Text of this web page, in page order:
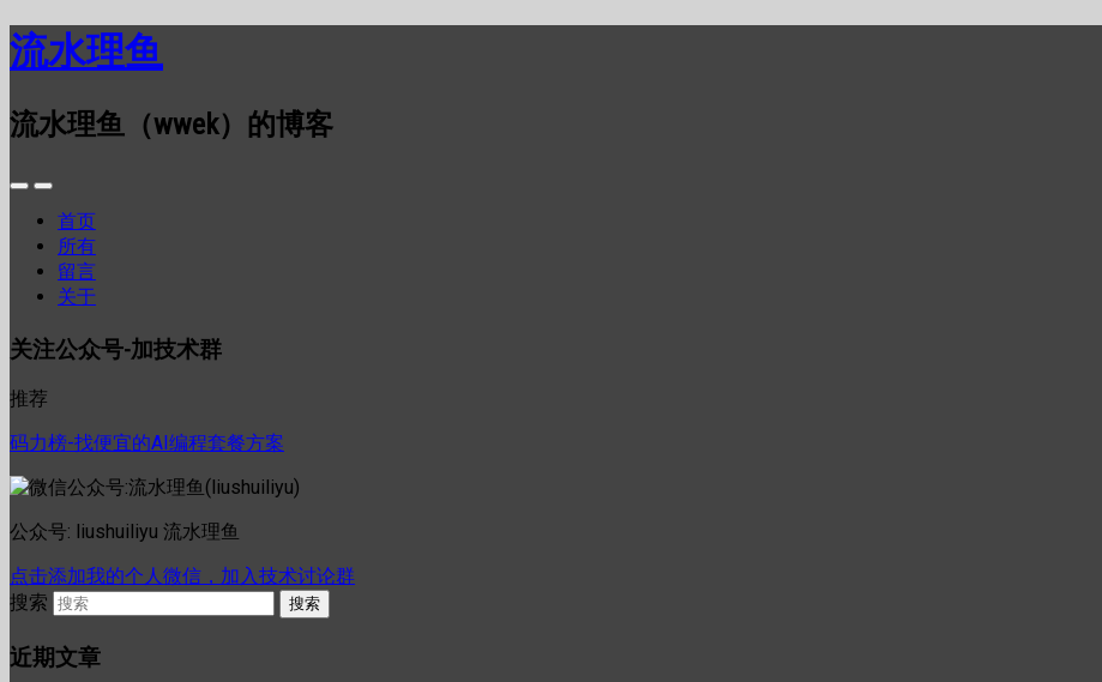
流水理鱼
流水理鱼（wwek）的博客
首页
所有
留言
关于
关注公众号-加技术群
推荐
码力榜-找便宜的AI编程套餐方案
公众号: liushuiliyu 流水理鱼
点击添加我的个人微信，加入技术讨论群
搜索
近期文章